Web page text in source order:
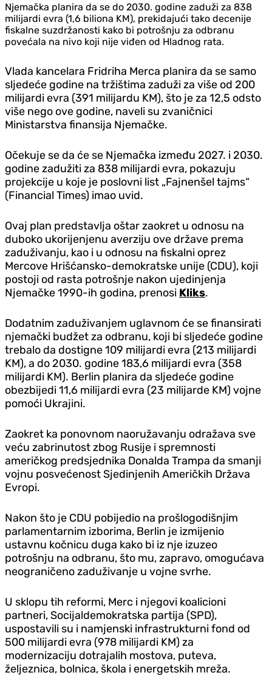
Njemačka planira da se do 2030. godine zaduži za 838
milijardi evra (1,6 biliona KM), prekidajući tako decenije
fiskalne suzdržanosti kako bi potrošnju za odbranu
povećala na nivo koji nije viđen od Hladnog rata.
Vlada kancelara Fridriha Merca planira da se samo
sljedeće godine na tržištima zaduži za više od 200
milijardi evra (391 milijardu KM), što je za 12,5 odsto
više nego ove godine, naveli su zvaničnici
Ministarstva finansija Njemačke.
Očekuje se da će se Njemačka između 2027. i 2030.
godine zadužiti za 838 milijardi evra, pokazuju
projekcije u koje je poslovni list „Fajnenšel tajms“
(Financial Times) imao uvid.
Ovaj plan predstavlja oštar zaokret u odnosu na
duboko ukorijenjenu averziju ove države prema
zaduživanju, kao i u odnosu na fiskalni oprez
Mercove Hrišćansko-demokratske unije (CDU), koji
postoji od rasta potrošnje nakon ujedinjenja
Njemačke 1990-ih godina, prenosi Kliks.
Dodatnim zaduživanjem uglavnom će se finansirati
njemački budžet za odbranu, koji bi sljedeće godine
trebalo da dostigne 109 milijardi evra (213 milijardi
KM), a do 2030. godine 183,6 milijardi evra (358
milijardi KM). Berlin planira da sljedeće godine
obezbijedi 11,6 milijardi evra (23 milijarde KM) vojne
pomoći Ukrajini.
Zaokret ka ponovnom naoružavanju odražava sve
veću zabrinutost zbog Rusije i spremnosti
američkog predsjednika Donalda Trampa da smanji
vojnu posvećenost Sjedinjenih Američkih Država
Evropi.
Nakon što je CDU pobijedio na prošlogodišnjim
parlamentarnim izborima, Berlin je izmijenio
ustavnu kočnicu duga kako bi iz nje izuzeo
potrošnju na odbranu, što mu, zapravo, omogućava
neograničeno zaduživanje u vojne svrhe.
U sklopu tih reformi, Merc i njegovi koalicioni
partneri, Socijaldemokratska partija (SPD),
uspostavili su i namjenski infrastrukturni fond od
500 milijardi evra (978 milijardi KM) za
modernizaciju dotrajalih mostova, puteva,
željeznica, bolnica, škola i energetskih mreža.